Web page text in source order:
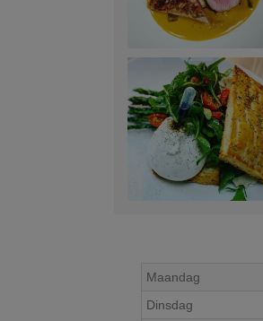
Maandag
Dinsdag